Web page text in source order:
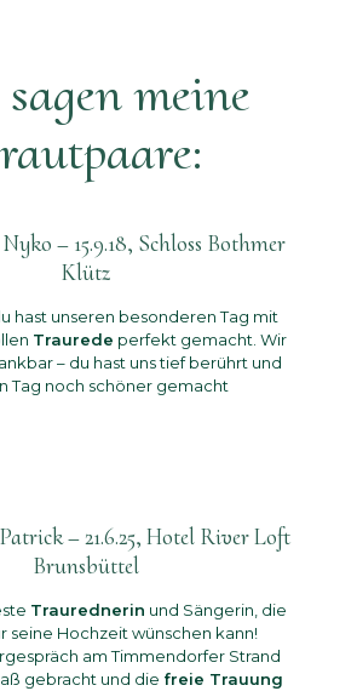
meine
– 15.9.18, Schloss Bothmer
Klütz
hast unseren besonderen Tag mit
Traurede perfekt gemacht. Wir
– du hast uns tief berührt und
Tag noch schöner gemacht
– 21.6.25, Hotel River Loft
Brunsbüttel
Traurednerin und Sängerin, die
seine Hochzeit wünschen kann!
am Timmendorfer Strand
gebracht und die freie Trauung